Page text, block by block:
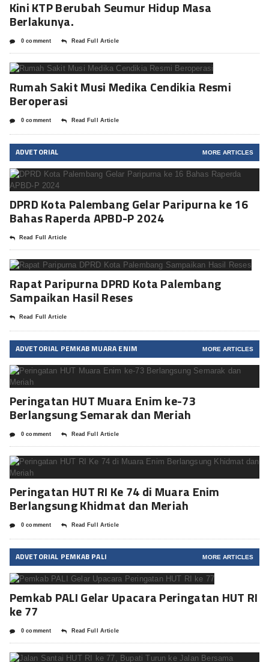
Kini KTP Berubah Seumur Hidup Masa
Berlakunya.
0 comment Read Full Article
Rumah Sakit Musi Medika Cendikia Resmi
Beroperasi
0 comment Read Full Article
ADVETORIAL MORE ARTICLES
DPRD Kota Palembang Gelar Paripurna ke 16
Bahas Raperda APBD-P 2024
Read Full Article
Rapat Paripurna DPRD Kota Palembang
Sampaikan Hasil Reses
Read Full Article
ADVETORIAL PEMKAB MUARA ENIM MORE ARTICLES
Peringatan HUT Muara Enim ke-73
Berlangsung Semarak dan Meriah
0 comment Read Full Article
Peringatan HUT RI Ke 74 di Muara Enim
Berlangsung Khidmat dan Meriah
0 comment Read Full Article
ADVETORIAL PEMKAB PALI MORE ARTICLES
Pemkab PALI Gelar Upacara Peringatan HUT RI
ke 77
0 comment Read Full Article